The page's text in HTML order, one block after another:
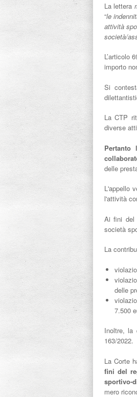
La lettera
“le
attività
società/
L’articolo
importo
Si
La CTP
diverse
delle
L'appello
l'attività
Ai fini del
società
La
delle
7.500
Inoltre, la
163/2022.
La Corte
fini del
sportivo-
mero